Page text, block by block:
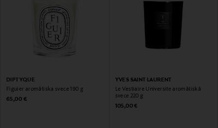
DIPTYQUE
Figuier aromātiska svece 190 g
Original Price
65,00 €
YVES SAINT LAURENT
Le Vestiaire Universite aromātiskā
svece 220 g
Original Price
105,00 €